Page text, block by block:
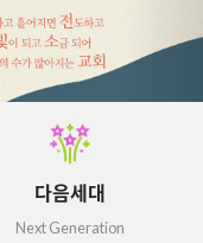
다음세대
Next Generation